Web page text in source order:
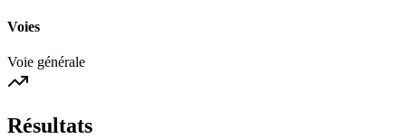
Voies
Voie générale
Résultats